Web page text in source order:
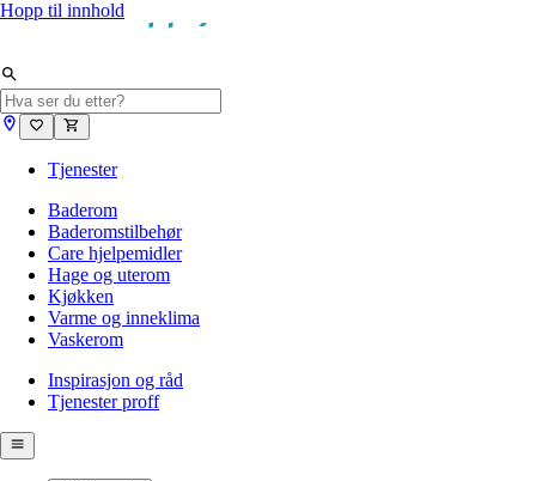
Hopp til innhold
Tjenester
Baderom
Baderomstilbehør
Care hjelpemidler
Hage og uterom
Kjøkken
Varme og inneklima
Vaskerom
Inspirasjon og råd
Tjenester proff